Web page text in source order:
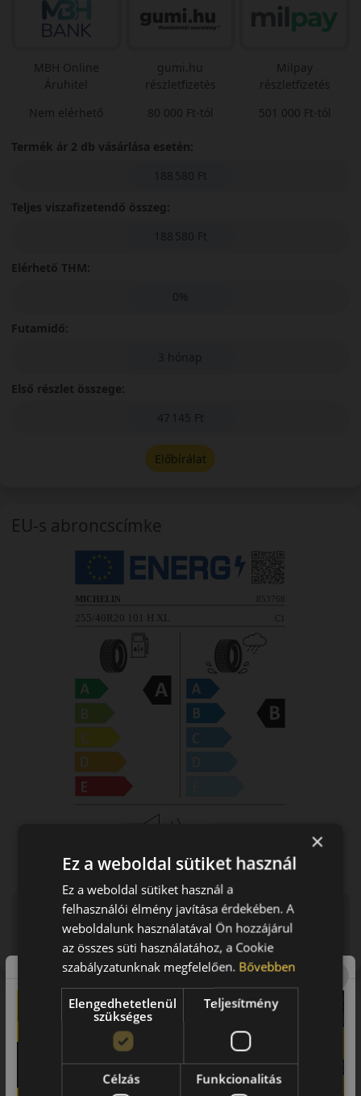
A mintázat
Michelin CrossClimate 2 SUV
Négyévszakos SUV gumi
MBH Online
Áruhitel
Nem elérhető
gumi.hu
részletfizetés
80 000 Ft-tól
Milpay
részletfizetés
501 000 Ft-tól
Termék ár 2 db vásárlása esetén:
188 580 Ft
Teljes viszafizetendő összeg:
188 580 Ft
Elérhető THM:
0%
Futamidő:
3 hónap
Első részlet összege:
47 145 Ft
Előbírálat
EU-s abroncscímke
Figyelem a feltüntetett címke adatok tájékoztató
jellegűek. Előfordulhat, hogy még a korábbi EU-s címkével
ellátott abroncs kerül kiszállításra.
×
Ez a weboldal sütiket használ
Ez a weboldal sütiket használ a
felhasználói élmény javítása érdekében. A
weboldalunk használatával Ön hozzájárul
az összes süti használatához, a Cookie
szabályzatunknak megfelelően. Bővebben
Elengedhetetlenül
szükséges
Teljesítmény
Célzás Funkcionalitás